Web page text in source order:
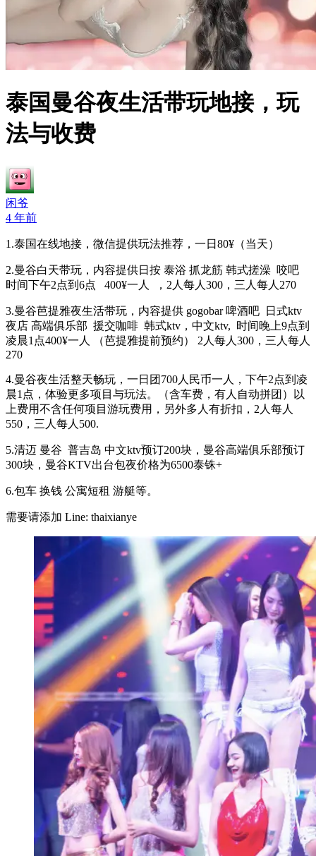
泰国曼谷夜生活带玩地接，玩
法与收费
闲爷
4 年前
1.泰国在线地接，微信提供玩法推荐，一日80¥（当天）
2.曼谷白天带玩，内容提供日按 泰浴 抓龙筋 韩式搓澡 咬吧
时间下午2点到6点 400¥一人 ，2人每人300，三人每人270
3.曼谷芭提雅夜生活带玩，内容提供 gogobar 啤酒吧 日式ktv
夜店 高端俱乐部 援交咖啡 韩式ktv，中文ktv, 时间晚上9点到
凌晨1点400¥一人 （芭提雅提前预约） 2人每人300，三人每人
270
4.曼谷夜生活整天畅玩，一日团700人民币一人，下午2点到凌
晨1点，体验更多项目与玩法。（含车费，有人自动拼团）以
上费用不含任何项目游玩费用，另外多人有折扣，2人每人
550，三人每人500.
5.清迈 曼谷 普吉岛 中文ktv预订200块，曼谷高端俱乐部预订
300块，曼谷KTV出台包夜价格为6500泰铢+
6.包车 换钱 公寓短租 游艇等。
需要请添加 Line: thaixianye